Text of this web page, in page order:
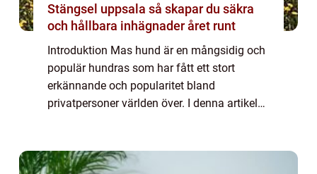
Stängsel uppsala så skapar du säkra
och hållbara inhägnader året runt
Introduktion Mas hund är en mångsidig och
populär hundras som har fått ett stort
erkännande och popularitet bland
privatpersoner världen över. I denna artikel
typer, popu...